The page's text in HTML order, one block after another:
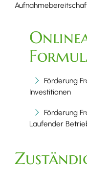
Förderung
Investitionen
Förderung
Laufender